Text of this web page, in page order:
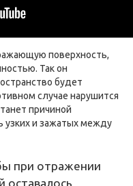
поверхность,
Так он
будет
случае нарушится
причиной
узких и зажатых между
при отражении
оставалось